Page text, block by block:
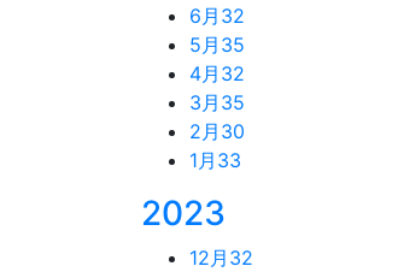
6月 32
5月 35
4月 32
3月 35
2月 30
1月 33
2023
12月 32